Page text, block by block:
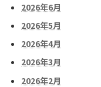
2026年6月
2026年5月
2026年4月
2026年3月
2026年2月